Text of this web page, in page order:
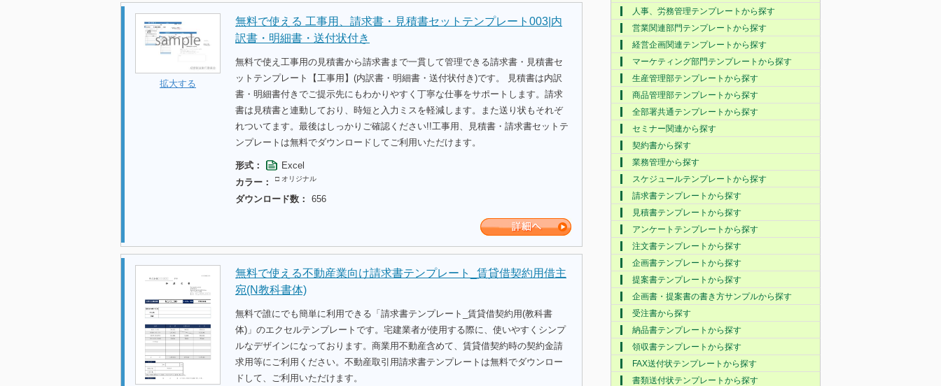
拡大する
無料で使える 工事用、請求書・見積書セットテンプレート003|内
訳書・明細書・送付状付き
無料で使え工事用の見積書から請求書まで一貫して管理できる請求書・見積書セ
ットテンプレート【工事用】(内訳書・明細書・送付状付き)です。 見積書は内訳
書・明細書付きでご提示先にもわかりやすく丁寧な仕事をサポートします。請求
書は見積書と連動しており、時短と入力ミスを軽減します。また送り状もそれぞ
れついてます。最後はしっかりご確認ください!!工事用、見積書・請求書セットテ
ンプレートは無料でダウンロードしてご利用いただけます。
形式：
Excel
カラー：
□ オリジナル
ダウンロード数： 656
無料で使える不動産業向け請求書テンプレート_賃貸借契約用借主
宛(N教科書体)
無料で誰にでも簡単に利用できる「請求書テンプレート_賃貸借契約用(教科書
体)」のエクセルテンプレートです。宅建業者が使用する際に、使いやすくシンプ
ルなデザインになっております。商業用不動産含めて、賃貸借契約時の契約金請
求用等にご利用ください。不動産取引用請求書テンプレートは無料でダウンロー
ドして、ご利用いただけます。
人事、労務管理テンプレートから探す
営業関連部門テンプレートから探す
経営企画関連テンプレートから探す
マーケティング部門テンプレートから探す
生産管理部テンプレートから探す
商品管理部テンプレートから探す
全部署共通テンプレートから探す
セミナー関連から探す
契約書から探す
業務管理から探す
スケジュールテンプレートから探す
請求書テンプレートから探す
見積書テンプレートから探す
アンケートテンプレートから探す
注文書テンプレートから探す
企画書テンプレートから探す
提案書テンプレートから探す
企画書・提案書の書き方サンプルから探す
受注書から探す
納品書テンプレートから探す
領収書テンプレートから探す
FAX送付状テンプレートから探す
書類送付状テンプレートから探す